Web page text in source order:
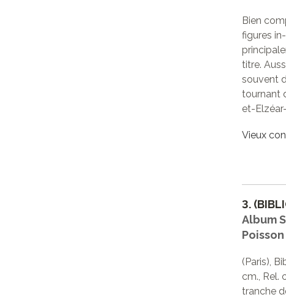
Bien
figures
titre.
souvent
tournant
et-
Vieux
3.
Album
Poisson
(Paris),
cm., Rel.
tranche